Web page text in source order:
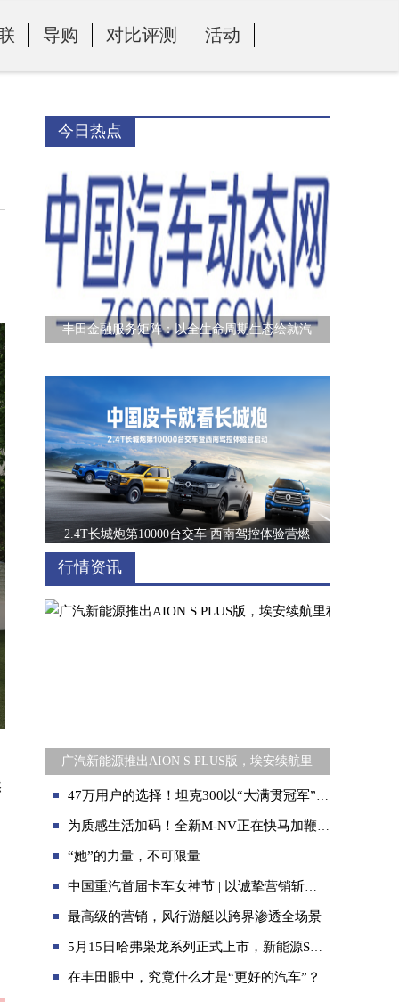
导购 对比评测 活动
今日热点
丰田金融服务矩阵：以全生命周期生态绘就汽
2.4T长城炮第10000台交车 西南驾控体验营燃
能力即责任 邦邦汽服全面升级北京区域配件
行情资讯
广汽新能源推出AION S PLUS版，埃安续航里
47万用户的选择！坦克300以“大满贯冠军”之姿引领越野市场
为质感生活加码！全新M-NV正在快马加鞭到你身边
“她”的力量，不可限量
中国重汽首届卡车女神节 | 以诚挚营销斩获品牌口碑
最高级的营销，风行游艇以跨界渗透全场景
5月15日哈弗枭龙系列正式上市，新能源SUV科技平权时代！
在丰田眼中，究竟什么才是“更好的汽车”？